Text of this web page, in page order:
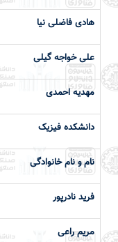
هادی فاضلی نیا
علی خواجه گیلی
مهدیه احمدی
دانشكده فیزیک
نام و نام خانوادگی
فرید نادرپور
مریم راعی